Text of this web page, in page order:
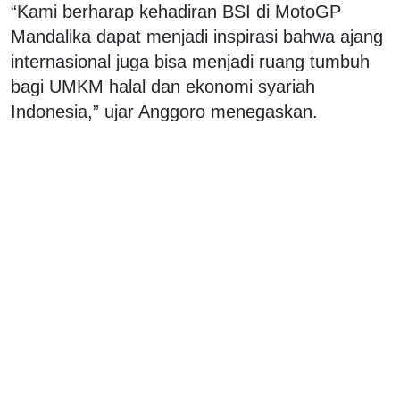
“Kami berharap kehadiran BSI di MotoGP
Mandalika dapat menjadi inspirasi bahwa ajang
internasional juga bisa menjadi ruang tumbuh
bagi UMKM halal dan ekonomi syariah
Indonesia,” ujar Anggoro menegaskan.